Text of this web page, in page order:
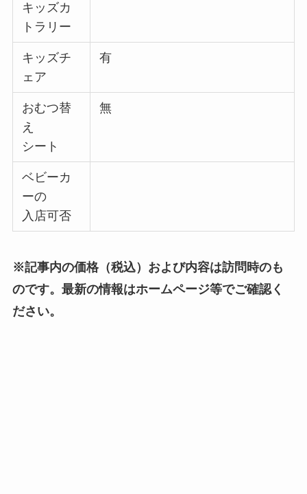
キッズカ
トラリー
キッズチ
ェア
有
おむつ替
え
シート
無
ベビーカ
ーの
入店可否
※記事内の価格（税込）および内容は訪問時のも
のです。最新の情報はホームページ等でご確認く
ださい。